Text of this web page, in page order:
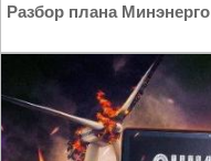
Разбор плана Минэнерго